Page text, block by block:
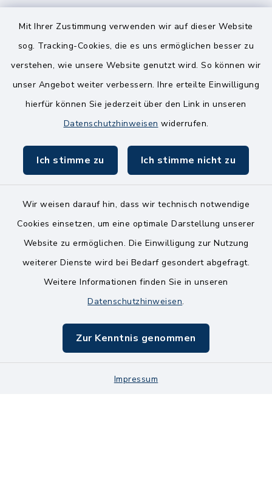
Mit Ihrer Zustimmung verwenden wir auf dieser Website
sog. Tracking-Cookies, die es uns ermöglichen besser zu
verstehen, wie unsere Website genutzt wird. So können wir
unser Angebot weiter verbessern. Ihre erteilte Einwilligung
hierfür können Sie jederzeit über den Link in unseren
Datenschutzhinweisen widerrufen.
Ich stimme zu Ich stimme nicht zu
Wir weisen darauf hin, dass wir technisch notwendige
Cookies einsetzen, um eine optimale Darstellung unserer
Website zu ermöglichen. Die Einwilligung zur Nutzung
weiterer Dienste wird bei Bedarf gesondert abgefragt.
Weitere Informationen finden Sie in unseren
Datenschutzhinweisen.
Zur Kenntnis genommen
Impressum
8.00-12.00 Uhr
14.00-18.00 Uhr
Freitag
8.00-11.00 Uhr
Kontakt
Barrierefreiheit
Impressum
Sitemap